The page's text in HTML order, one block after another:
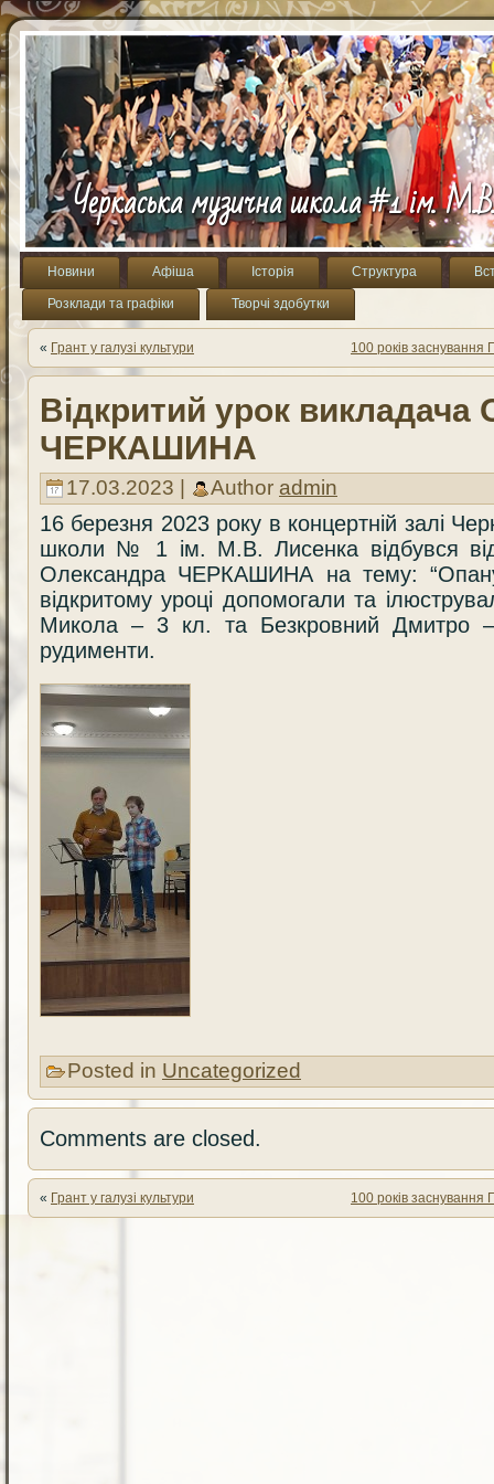
Черкаська музична школа #1 ім.
Новини Афіша Історія Структура
Розклади та графіки Творчі здобутки
« Грант у галузі культури 100 років заснування
Відкритий урок викладача
ЧЕРКАШИНА
17.03.2023 | Author admin
16 березня 2023 року в концертній залі
школи № 1 ім. М.В. Лисенка відбувся
Олександра ЧЕРКАШИНА на тему:
відкритому уроці допомогали та
Микола – 3 кл. та Безкровний Дмитро
рудименти.
Posted in Uncategorized
Comments are closed.
« Грант у галузі культури 100 років заснування